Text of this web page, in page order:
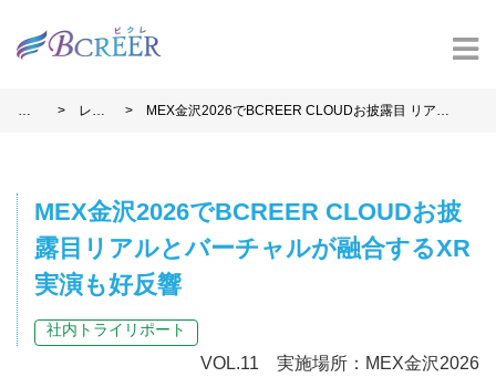
ホ
>
レポ
>
MEX金沢2026でBCREER CLOUDお披露目 リアル
MEX金沢2026でBCREER CLOUDお披
露目 リアルとバーチャルが融合するXR
実演も好反響
社内トライリポート
VOL.11 実施場所：MEX金沢2026